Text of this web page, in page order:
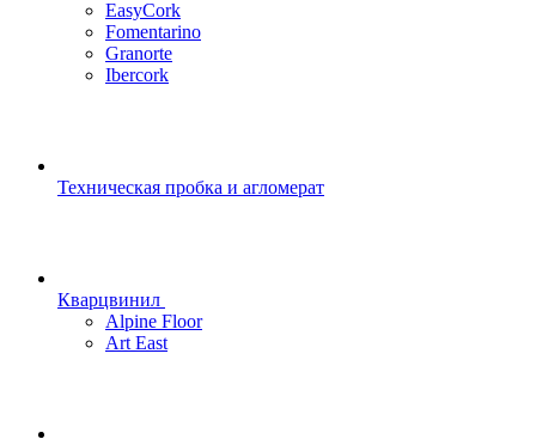
EasyCork
Fomentarino
Granorte
Ibercork
Техническая пробка и агломерат
Кварцвинил
Alpine Floor
Art East